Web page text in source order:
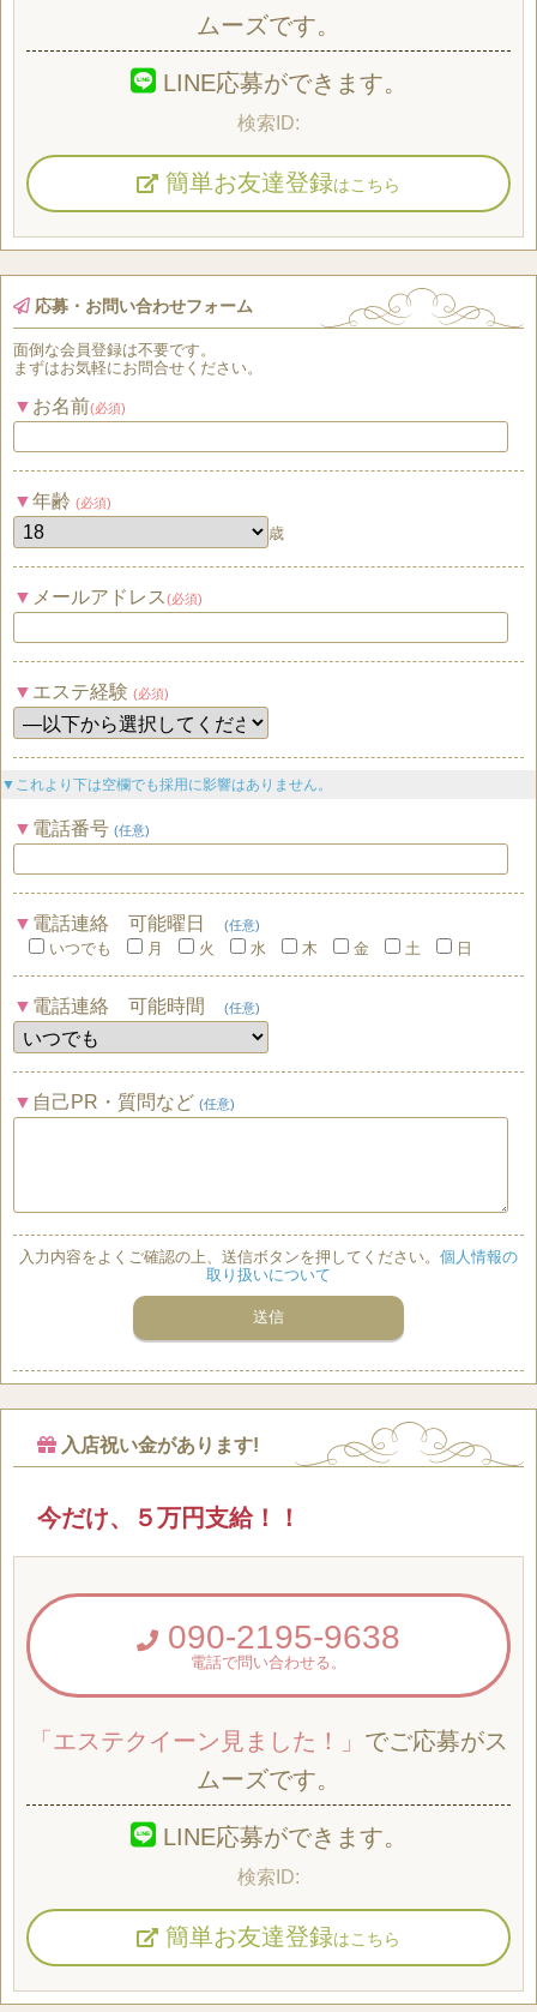
ムーズです。
LINE応募ができます。
簡単お友達登録はこちら
応募・お問い合わせフォーム
面倒な会員登録は不要です。
まずはお気軽にお問合せください。
お名前(必須)
年齢 (必須)
歳
メールアドレス (必須)
エステ経験 (必須)
▼これより下は空欄でも採用に影響はありません。
電話番号 (任意)
電話連絡 可能曜日 (任意)
いつでも 月 火 水 木 金 土 日
電話連絡 可能時間 (任意)
自己PR・質問など (任意)
入力内容をよくご確認の上、送信ボタンを押してください。 個人情報の
取り扱いについて
入店祝い金があります!
今だけ、５万円支給！！
090-2195-9638
電話で問い合わせる。
「エステクイーン見ました！」 でご応募がス
ムーズです。
LINE応募ができます。
簡単お友達登録はこちら